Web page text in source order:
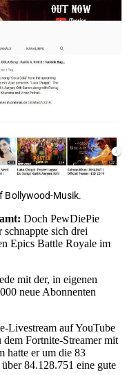
Bollywood-Musik.
Doch PewDiePie
sich drei
Epics Battle Royale im
mit der, in eigenen
neue Abonnenten
Livestream auf YouTube
Fortnite-Streamer mit
hatte er um die 83
84.128.751 eine gute